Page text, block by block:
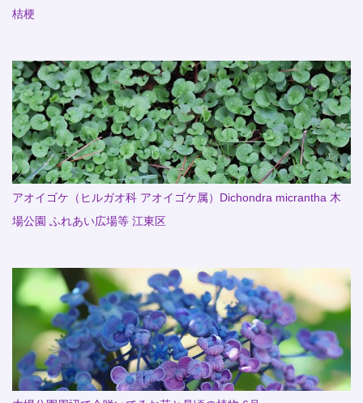
桔梗
アオイゴケ（ヒルガオ科 アオイゴケ属）Dichondra micrantha 木
場公園 ふれあい広場等 江東区